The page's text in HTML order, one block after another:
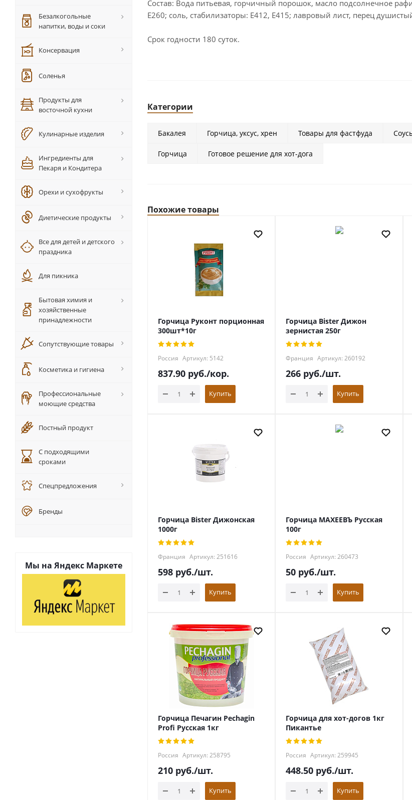
Состав: Вода питьевая, горчичный порошок, масло подсолнечное
Е260; соль, стабилизаторы: Е412, Е415; лавровый лист, перец
Срок годности 180 суток.
Категории
Бакалея Горчица, уксус, хрен Товары для фастфуда
Горчица Готовое решение для хот-дога
Похожие товары
Горчица Руконт порционная
300шт*10г
Россия Артикул: 5142
837.90 руб./кор.
Купить
Горчица Bister Дижон
зернистая 250г
Франция Артикул: 260192
266 руб./шт.
Купить
Горчица Bister Дижонская
1000г
Франция Артикул: 251616
598 руб./шт.
Купить
Горчица МАХЕЕВЪ Русская
100г
Россия Артикул: 260473
50 руб./шт.
Купить
Горчица Печагин Pechagin
Profi Русская 1кг
Россия Артикул: 258795
210 руб./шт.
Купить
Горчица для хот-догов 1кг
Пикантье
Россия Артикул: 259945
448.50 руб./шт.
Купить
Безалкогольные
напитки, воды и соки
Консервация
Соленья
Продукты для
восточной кухни
Кулинарные изделия
Ингредиенты для
Пекаря и Кондитера
Орехи и сухофрукты
Диетические продукты
Все для детей и детского
праздника
Для пикника
Бытовая химия и
хозяйственные
принадлежности
Сопутствующие товары
Косметика и гигиена
Профессиональные
моющие средства
Постный продукт
С подходящими
сроками
Спецпредложения
Бренды
Мы на Яндекс Маркете